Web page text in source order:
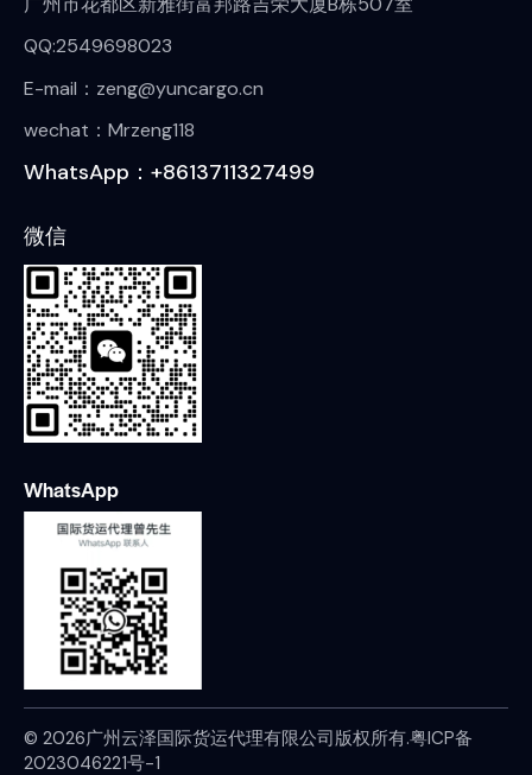
QQ:2549698023
E-mail：zeng@yuncargo.cn
wechat：Mrzeng118
WhatsApp：+8613711327499
微信
WhatsApp
© 2026广州云泽国际货运代理有限公司版权所有.粤ICP备
2023046221号-1